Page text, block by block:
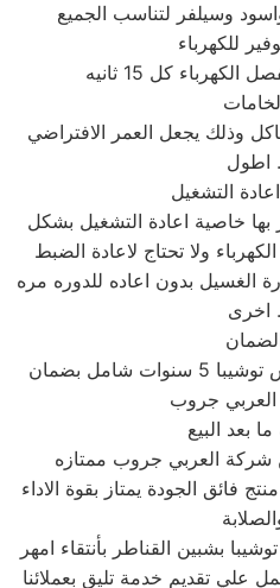
للكهرباء
وذلك يجعل العمر الافتراضي
اطول .
التشغيل
بها خاصية اعادة التشغيل بشكل
ولا تحتاج لاعادة الضبط
الغسيل بدون اعاده للدوره مره
اخرى .
فترة الضمان غسالة ملابس توشيبا 5 سنوات شامل بضمان
بعد البيع
فائق الجودة يمتاز بقوة الاداء
بشبين القناطر بأنتقاء امهر
علي تقديم خدمة تليق بعملائنا